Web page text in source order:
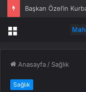
Başkan Özel’in
Menü
Anasayfa / Sağlık
Sağlık